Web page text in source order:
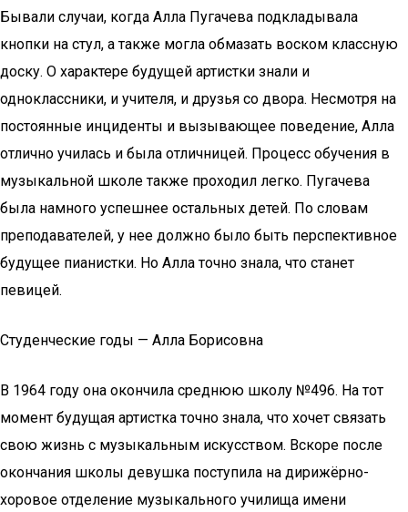
Бывали случаи, когда Алла Пугачева подкладывала
кнопки на стул, а также могла обмазать воском классную
доску. О характере будущей артистки знали и
одноклассники, и учителя, и друзья со двора. Несмотря на
постоянные инциденты и вызывающее поведение, Алла
отлично училась и была отличницей. Процесс обучения в
музыкальной школе также проходил легко. Пугачева
была намного успешнее остальных детей. По словам
преподавателей, у нее должно было быть перспективное
будущее пианистки. Но Алла точно знала, что станет
певицей.
Студенческие годы — Алла Борисовна
В 1964 году она окончила среднюю школу №496. На тот
момент будущая артистка точно знала, что хочет связать
свою жизнь с музыкальным искусством. Вскоре после
окончания школы девушка поступила на дирижёрно-
хоровое отделение музыкального училища имени